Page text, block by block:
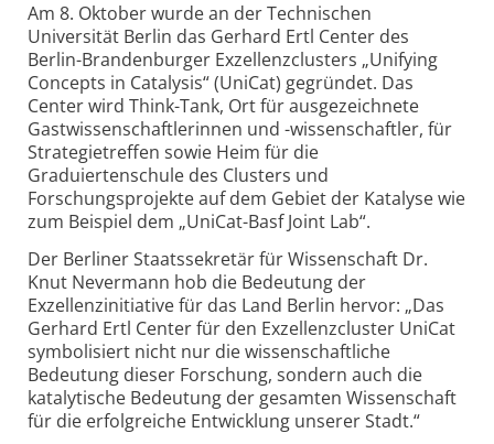
Am 8. Oktober wurde an der Technischen
Universität Berlin das Gerhard Ertl Center des
Berlin-Brandenburger Exzellenzclusters „Unifying
Concepts in Catalysis“ (UniCat) gegründet. Das
Center wird Think-Tank, Ort für ausgezeichnete
Gastwissenschaftlerinnen und -wissenschaftler, für
Strategietreffen sowie Heim für die
Graduiertenschule des Clusters und
Forschungsprojekte auf dem Gebiet der Katalyse wie
zum Beispiel dem „UniCat-Basf Joint Lab“.
Der Berliner Staatssekretär für Wissenschaft Dr.
Knut Nevermann hob die Bedeutung der
Exzellenzinitiative für das Land Berlin hervor: „Das
Gerhard Ertl Center für den Exzellenzcluster UniCat
symbolisiert nicht nur die wissenschaftliche
Bedeutung dieser Forschung, sondern auch die
katalytische Bedeutung der gesamten Wissenschaft
für die erfolgreiche Entwicklung unserer Stadt.“